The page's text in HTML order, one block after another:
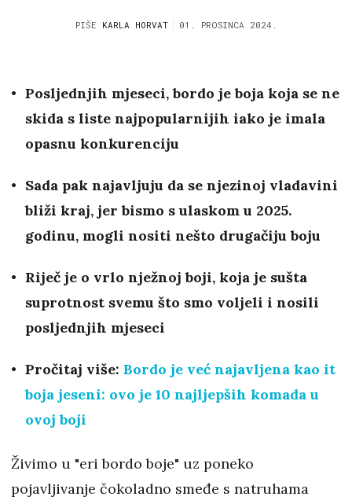
PIŠE KARLA HORVAT 01. PROSINCA 2024.
Posljednjih mjeseci, bordo je boja koja se ne
skida s liste najpopularnijih iako je imala
opasnu konkurenciju
Sada pak najavljuju da se njezinoj vladavini
bliži kraj, jer bismo s ulaskom u 2025.
godinu, mogli nositi nešto drugačiju boju
Riječ je o vrlo nježnoj boji, koja je sušta
suprotnost svemu što smo voljeli i nosili
posljednjih mjeseci
Pročitaj više: Bordo je već najavljena kao it
boja jeseni: ovo je 10 najljepših komada u
ovoj boji
Živimo u "eri bordo boje" uz poneko
pojavljivanje čokoladno smeđe s natruhama